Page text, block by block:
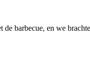
barbecue, en we